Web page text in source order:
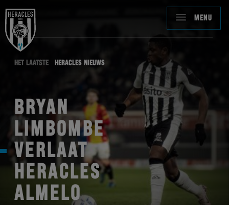
MENU
HET LAATSTE HERACLES NIEUWS
BRYAN
LIMBOMBE
VERLAAT
HERACLES
ALMELO